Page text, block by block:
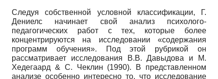
Следуя собственной условной классификации, Г.
Дениелс начинает свой анализ психолого-
педагогических работ с тех, которые более
концентрируются на исследовании «содержания
программ обучения». Под этой рубрикой он
рассматривает исследования В.В. Давыдова и M.
Хедегаард & С. Чеклин (1990). В представленном
анализе особенно интересно то, что исследование